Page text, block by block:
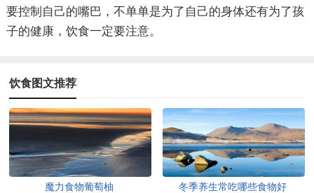
要控制自己的嘴巴，不单单是为了自己的身体还有为了孩
子的健康，饮食一定要注意。
饮食图文推荐
魔力食物葡萄柚 冬季养生常吃哪些食物好